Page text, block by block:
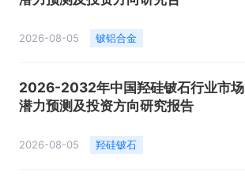
2026-08-05 铍铝合金
2026-2032年中国羟硅铍石行业市场
潜力预测及投资方向研究报告
2026-08-05 羟硅铍石